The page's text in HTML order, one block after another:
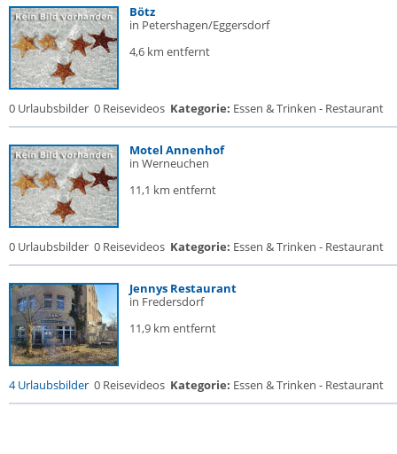
Bötz
in Petershagen/Eggersdorf
4,6 km entfernt
0 Urlaubsbilder 0 Reisevideos Kategorie: Essen & Trinken - Restaurant
Motel Annenhof
in Werneuchen
11,1 km entfernt
0 Urlaubsbilder 0 Reisevideos Kategorie: Essen & Trinken - Restaurant
Jennys Restaurant
in Fredersdorf
11,9 km entfernt
4 Urlaubsbilder 0 Reisevideos Kategorie: Essen & Trinken - Restaurant